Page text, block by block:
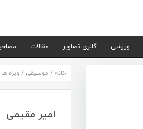
ورزشی گالری تصاویر مقالات
خانه / موسیقی / ویژه ها
امیر مقیمی